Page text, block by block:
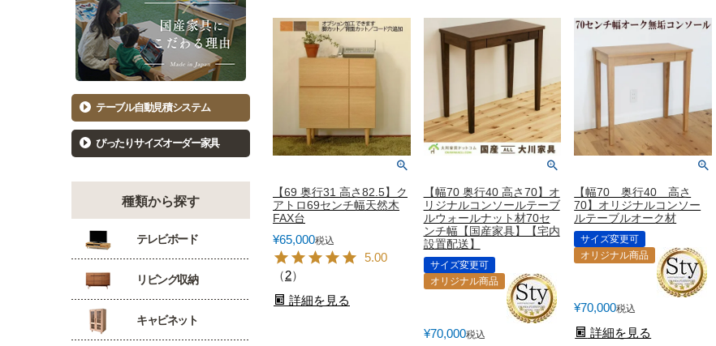
もっと見る
洋服たんす
洋服タンス幅61～80cm
洋服タンス幅81～100cm
洋服タンス幅101～120cm
キッチン収納
食器棚101～120cm
もっと見る
和室家具
座卓
茶棚・サイドボード
押し入れ収納
ちゃぶ台
シェルフ
衣類収納
チェスト
テーブル椅子
デスク
２段ベッド
テーブル自動見積システム
ぴったりサイズオーダー家具
種類から探す
テレビボード
リビング収納
キャビネット
【69 奥行31 高さ82.5】ク
アトロ69センチ幅天然木
FAX台
¥65,000税込
5.00
（2）
詳細を見る
【幅70 奥行40 高さ70】オ
リジナルコンソールテーブ
ルウォールナット材70セ
ンチ幅【国産家具】【宅内
設置配送】
サイズ変更可
オリジナル商品
¥70,000税込
【幅70 奥行40 高さ
70】オリジナルコンソー
ルテーブルオーク材
サイズ変更可
オリジナル商品
¥70,000税込
詳細を見る